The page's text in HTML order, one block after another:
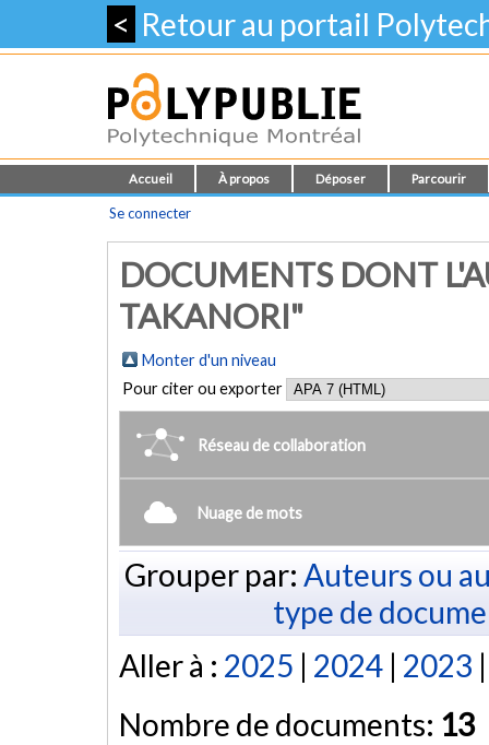
< Retour au portail
Accueil À propos Déposer Parcourir
Se connecter
DOCUMENTS DONT
TAKANORI"
Monter d'un niveau
Pour citer ou exporter
Réseau de collaboration
Nuage de mots
Grouper par: Auteurs ou
type de
Aller à : 2025 | 2024 | 2023
Nombre de documents: 13